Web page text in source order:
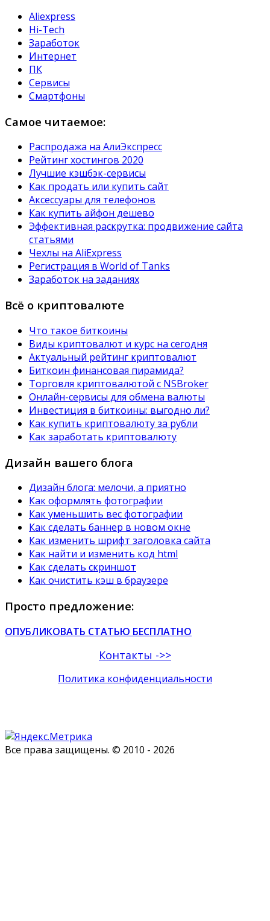
Aliexpress
Hi-Tech
Заработок
Интернет
ПК
Сервисы
Смартфоны
Самое читаемое:
Распродажа на АлиЭкспресс
Рейтинг хостингов 2020
Лучшие кэшбэк-сервисы
Как продать или купить сайт
Аксессуары для телефонов
Как купить айфон дешево
Эффективная раскрутка: продвижение сайта
статьями
Чехлы на AliExpress
Регистрация в World of Tanks
Заработок на заданиях
Всё о криптовалюте
Что такое биткоины
Виды криптовалют и курс на сегодня
Актуальный рейтинг криптовалют
Биткоин финансовая пирамида?
Торговля криптовалютой с NSBroker
Онлайн-сервисы для обмена валюты
Инвестиция в биткоины: выгодно ли?
Как купить криптовалюту за рубли
Как заработать криптовалюту
Дизайн вашего блога
Дизайн блога: мелочи, а приятно
Как оформлять фотографии
Как уменьшить вес фотографии
Как сделать баннер в новом окне
Как изменить шрифт заголовка сайта
Как найти и изменить код html
Как сделать скриншот
Как очистить кэш в браузере
Просто предложение:
ОПУБЛИКОВАТЬ СТАТЬЮ БЕСПЛАТНО
Контакты ->>
Политика конфиденциальности
Все права защищены. © 2010 - 2026